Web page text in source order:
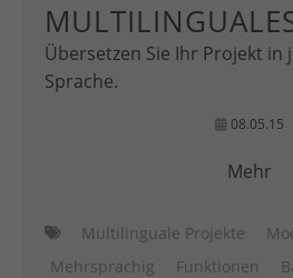
Übersetzen Sie Ihr Projekt in
Sprache.
08.05.15
Mehr
Multilinguale Projekte
Mehrsprachig
Funktionen